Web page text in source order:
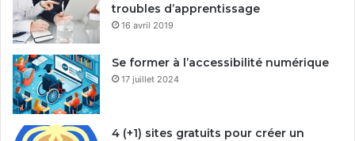
troubles d’apprentissage
16 avril 2019
Se former à l’accessibilité numérique
17 juillet 2024
4 (+1) sites gratuits pour créer un